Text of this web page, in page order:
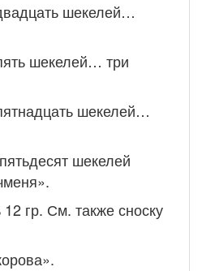
шекелей…
шекелей… три
шекелей…
шекелей
12 гр. См. также сноску